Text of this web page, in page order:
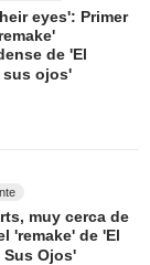
eyes': Primer
de 'El
sus ojos'
muy cerca de
'remake' de 'El
Sus Ojos'